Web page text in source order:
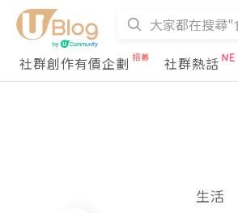
社群創作有價企劃
社群熱話
生活